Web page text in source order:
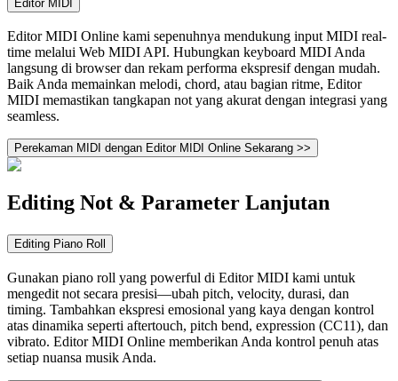
Editor MIDI
Editor MIDI Online kami sepenuhnya mendukung input MIDI real-
time melalui Web MIDI API. Hubungkan keyboard MIDI Anda
langsung di browser dan rekam performa ekspresif dengan mudah.
Baik Anda memainkan melodi, chord, atau bagian ritme, Editor
MIDI memastikan tangkapan not yang akurat dengan integrasi yang
seamless.
Perekaman MIDI dengan Editor MIDI Online Sekarang >>
Editing Not & Parameter Lanjutan
Editing Piano Roll
Gunakan piano roll yang powerful di Editor MIDI kami untuk
mengedit not secara presisi—ubah pitch, velocity, durasi, dan
timing. Tambahkan ekspresi emosional yang kaya dengan kontrol
atas dinamika seperti aftertouch, pitch bend, expression (CC11), dan
vibrato. Editor MIDI Online memberikan Anda kontrol penuh atas
setiap nuansa musik Anda.